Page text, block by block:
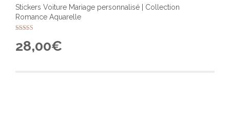
Stickers Voiture Mariage personnalisé | Collection
Romance Aquarelle
4.00
sur 5
28,00€